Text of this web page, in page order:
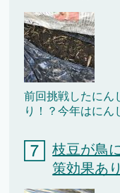
前回挑戦したにん
り！？今年はにん
枝豆が鳥
策効果あり